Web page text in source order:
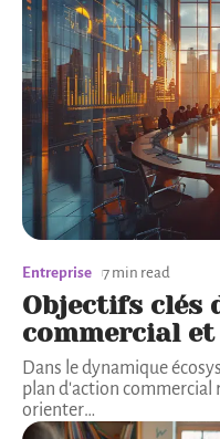
Entreprise 7 min read
Objectifs clés
commercial
Dans le dynamique
plan d'action
orienter…